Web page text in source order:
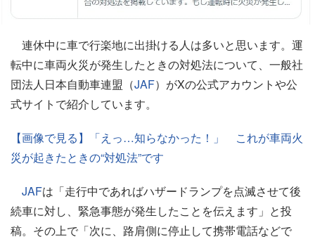
連休中に車で行楽地に出掛ける人は多いと思います。運
転中に車両火災が発生したときの対処法について、一般社
団法人日本自動車連盟（JAF）がXの公式アカウントや公
式サイトで紹介しています。
【画像で見る】「えっ…知らなかった！」 これが車両火
災が起きたときの“対処法”です
JAFは「走行中であればハザードランプを点滅させて後
続車に対し、緊急事態が発生したことを伝えます」と投
稿。その上で「次に、路肩側に停止して携帯電話などで